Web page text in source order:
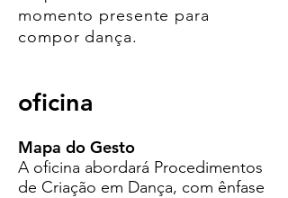
momento presente para
compor dança.
oficina
Mapa do Gesto
A oficina abordará Procedimentos
de Criação em Dança, com ênfase